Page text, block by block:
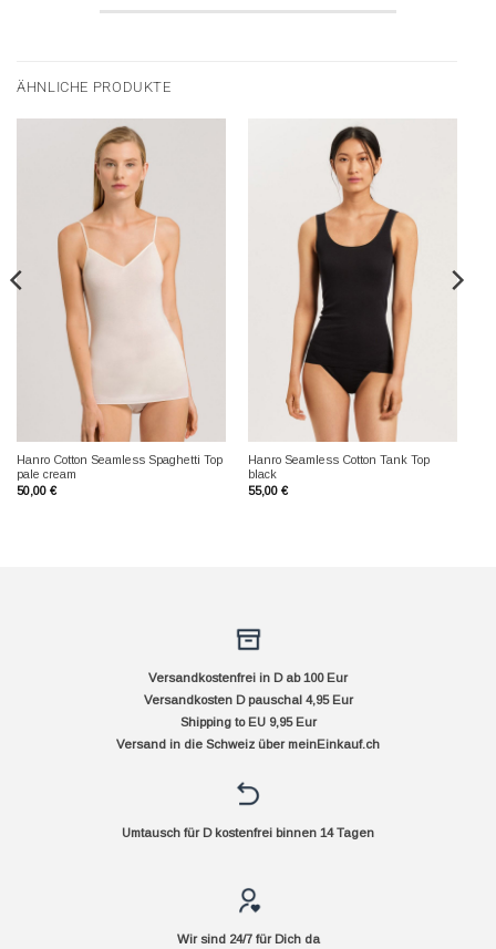
ÄHNLICHE PRODUKTE
Hanro Cotton Seamless Spaghetti Top
pale cream
50,00 €
Hanro Seamless Cotton Tank Top
black
55,00 €
Versandkostenfrei in D ab 100 Eur
Versandkosten D pauschal 4,95 Eur
Shipping to EU 9,95 Eur
Versand in die Schweiz über meinEinkauf.ch
Umtausch für D kostenfrei binnen 14 Tagen
Wir sind 24/7 für Dich da